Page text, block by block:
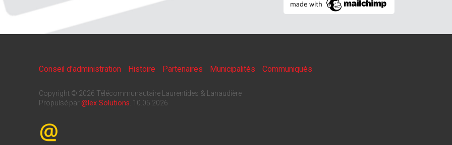
Conseil d'administration Histoire Partenaires Municipalités Communiqués
Copyright © 2026 Télécommunautaire Laurentides & Lanaudière
Propulsé par@lex Solutions. 10.05.2026